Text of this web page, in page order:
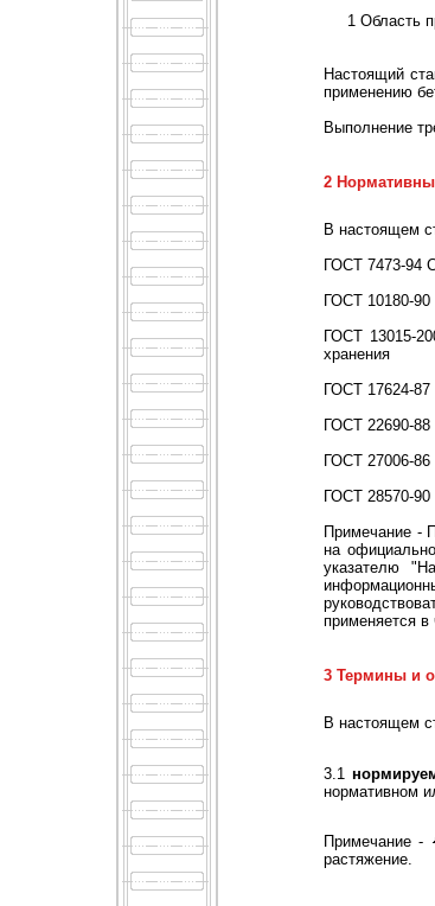
1 Область
Настоящий
применению
Выполнение
2
В настоящем
ГОСТ 7473-94
ГОСТ 10180-
ГОСТ 13015-
хранения
ГОСТ 17624-87
ГОСТ 22690-
ГОСТ 27006-
ГОСТ 28570-90
Примечание -
на
указателю
применяется в
3 Термины и
В настоящем
3.1
нормативном
Примечание -
растяжение.